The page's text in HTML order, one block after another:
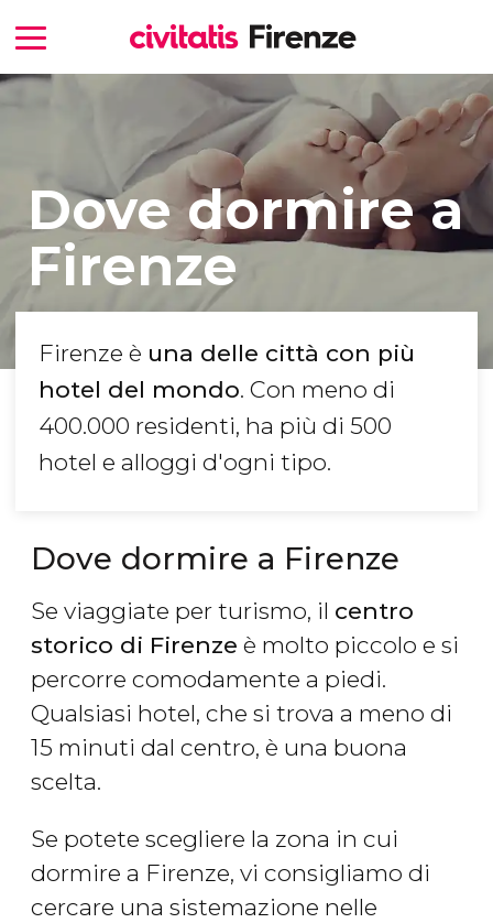
Dove dormire a
Firenze
Firenze è una delle città con più
hotel del mondo. Con meno di
400.000 residenti, ha più di 500
hotel e alloggi d'ogni tipo.
Dove dormire a Firenze
Se viaggiate per turismo, il centro
storico di Firenze è molto piccolo e si
percorre comodamente a piedi.
Qualsiasi hotel, che si trova a meno di
15 minuti dal centro, è una buona
scelta.
Se potete scegliere la zona in cui
dormire a Firenze, vi consigliamo di
cercare una sistemazione nelle